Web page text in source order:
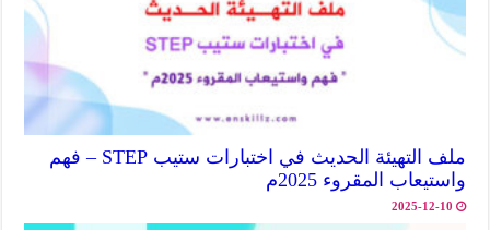
ملف التهيئة الحديث في اختبارات ستيب STEP – فهم
واستيعاب المقروء 2025م
2025-12-10